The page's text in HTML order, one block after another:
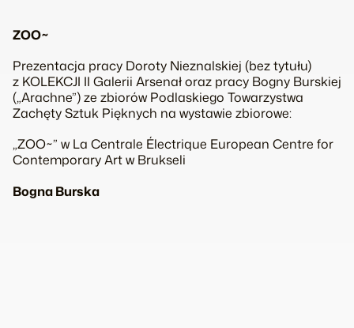
ZOO~
Prezentacja pracy Doroty Nieznalskiej (bez tytułu)
z KOLEKCJI II Galerii Arsenał oraz pracy Bogny Burskiej
(„Arachne”) ze zbiorów Podlaskiego Towarzystwa
Zachęty Sztuk Pięknych na wystawie zbiorowe:
„ZOO~” w La Centrale Électrique European Centre for
Contemporary Art w Brukseli
Bogna Burska